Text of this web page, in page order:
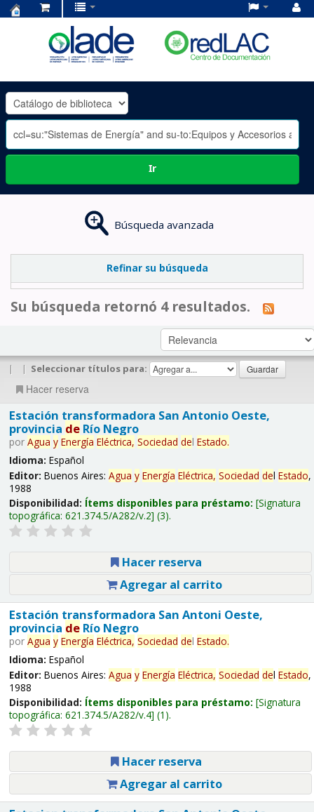
OLADE
-
Ir
Búsqueda avanzada
Refinar su búsqueda
Su búsqueda retornó 4 resultados.
| | Seleccionar títulos para:
Hacer reserva
Estación transformadora San Antonio Oeste,
provincia deRío Negro
por Agua y Energía Eléctrica, Sociedad del Estado.
Idioma: Español
Editor: Buenos Aires: Agua y Energía Eléctrica, Sociedad del Estado,
1988
Disponibilidad: Ítems disponibles para préstamo: Signatura
topográfica: 621.374.5/A282/v.2 (3).
Hacer reserva
Agregar al carrito
Estación transformadora San Antoni Oeste,
provincia deRío Negro
por Agua y Energía Eléctrica, Sociedad del Estado.
Idioma: Español
Editor: Buenos Aires: Agua y Energía Eléctrica, Sociedad del Estado,
1988
Disponibilidad: Ítems disponibles para préstamo: Signatura
topográfica: 621.374.5/A282/v.4 (1).
Hacer reserva
Agregar al carrito